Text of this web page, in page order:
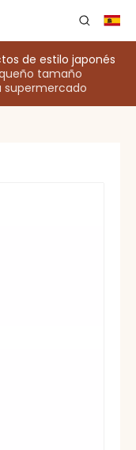
de estilo japonés
tamaño
supermercado